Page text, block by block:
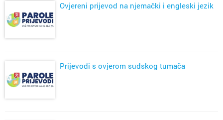
Ovjereni prijevod na njemački i engleski jezik
Prijevodi s ovjerom sudskog tumača